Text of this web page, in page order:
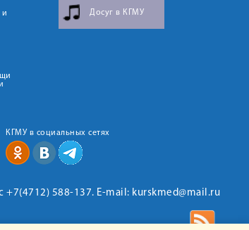
и
Досуг в КГМУ
КГМУ в социальных сетях
+7(4712) 588-137. E-mail: kurskmed@mail.ru